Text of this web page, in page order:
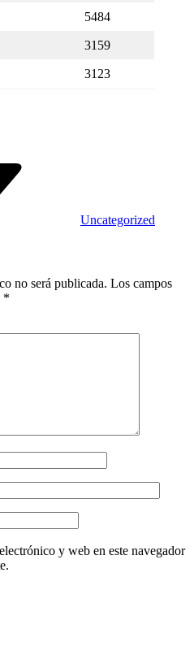
5484
3159
3123
Uncategorized
no será publicada. Los campos
*
y web en este navegador